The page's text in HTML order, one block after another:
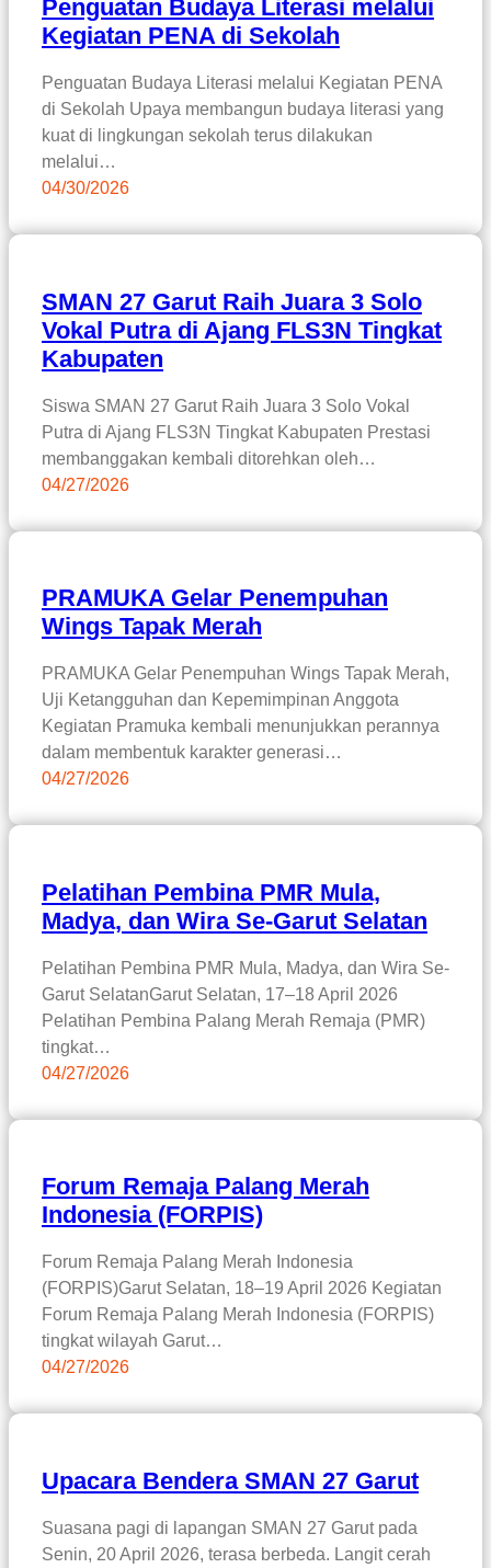
Penguatan Budaya Literasi melalui
Kegiatan PENA di Sekolah
Penguatan Budaya Literasi melalui Kegiatan PENA
di Sekolah Upaya membangun budaya literasi yang
kuat di lingkungan sekolah terus dilakukan
melalui…
04/30/2026
SMAN 27 Garut Raih Juara 3 Solo
Vokal Putra di Ajang FLS3N Tingkat
Kabupaten
Siswa SMAN 27 Garut Raih Juara 3 Solo Vokal
Putra di Ajang FLS3N Tingkat Kabupaten Prestasi
membanggakan kembali ditorehkan oleh…
04/27/2026
PRAMUKA Gelar Penempuhan
Wings Tapak Merah
PRAMUKA Gelar Penempuhan Wings Tapak Merah,
Uji Ketangguhan dan Kepemimpinan Anggota
Kegiatan Pramuka kembali menunjukkan perannya
dalam membentuk karakter generasi…
04/27/2026
Pelatihan Pembina PMR Mula,
Madya, dan Wira Se-Garut Selatan
Pelatihan Pembina PMR Mula, Madya, dan Wira Se-
Garut SelatanGarut Selatan, 17–18 April 2026
Pelatihan Pembina Palang Merah Remaja (PMR)
tingkat…
04/27/2026
Forum Remaja Palang Merah
Indonesia (FORPIS)
Forum Remaja Palang Merah Indonesia
(FORPIS)Garut Selatan, 18–19 April 2026 Kegiatan
Forum Remaja Palang Merah Indonesia (FORPIS)
tingkat wilayah Garut…
04/27/2026
Upacara Bendera SMAN 27 Garut
Suasana pagi di lapangan SMAN 27 Garut pada
Senin, 20 April 2026, terasa berbeda. Langit cerah